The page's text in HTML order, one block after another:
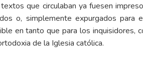
que circulaban ya fuesen
o, simplemente expurgados para
en tanto que para los inquisidores,
de la Iglesia católica.